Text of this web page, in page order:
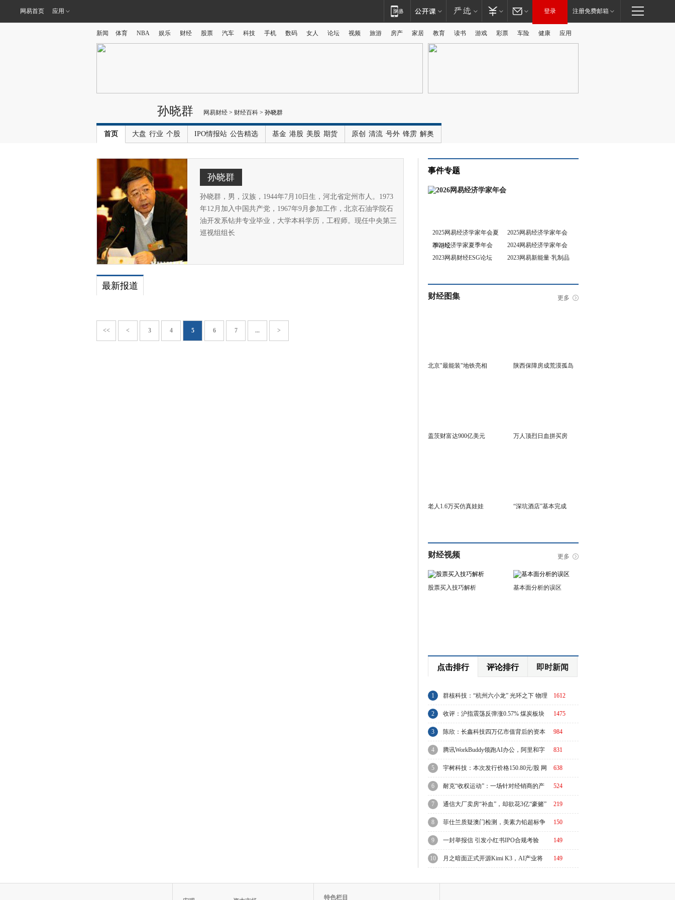
网易首页 应用 登录 注册免费邮箱
新闻 体育 NBA 娱乐 财经 股票 汽车 科技 手机 数码 女人 论坛 视频 旅游 房产 家居 教育 读书 游戏 彩票 车险 健康 应用
孙晓群 网易财经 > 财经百科 > 孙晓群
首页 大盘 行业 个股 IPO情报站 公告精选 基金 港股 美股 期货 原创 清流 号外 锋雳 解奥
孙晓群
孙晓群，男，汉族，1944年7月10日生，河北省定州市人。1973
年12月加入中国共产党，1967年9月参加工作，北京石油学院石
油开发系钻井专业毕业，大学本科学历，工程师。现任中央第三
巡视组组长
最新报道
<< < 3 4 5 6 7 ... >
事件专题
2025网易经济学家年会夏
季论坛
2025网易经济学家年会
2024经济学家夏季年会
2024网易经济学家年会
2023网易财经ESG论坛
2023网易新能量·乳制品
财经图集 更多
北京"最能装"地铁亮相 陕西保障房成荒漠孤岛
盖茨财富达900亿美元 万人顶烈日血拼买房
老人1.6万买仿真娃娃 “深坑酒店”基本完成
财经视频 更多
股票买入技巧解析 基本面分析的误区
点击排行 评论排行 即时新闻
1612
1 群核科技：“杭州六小龙” 光环之下 物理
AI故事有水分吗？ 1475
2 收评：沪指震荡反弹涨0.57% 煤炭板块
集体走强 984
3 陈欣：长鑫科技四万亿市值背后的资本
与周期 831
4 腾讯WorkBuddy领跑AI办公，阿里和字
节急了？ 638
5 宇树科技：本次发行价格150.80元/股 网
上申购日为8月10日 524
6 耐克“收权运动”：一场针对经销商的产
业链价值重估 219
7 通信大厂卖房“补血”，却欲花3亿“豪赌”
150
8 菲仕兰质疑澳门检测，美素力铅超标争
议升级 149
9 一封举报信 引发小红书IPO合规考验
149
10 月之暗面正式开源Kimi K3，AI产业将
特色栏目